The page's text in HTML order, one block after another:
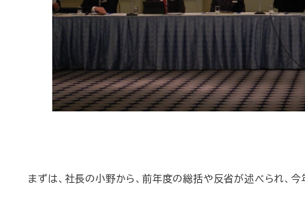
まずは、社長の小野から、前年度の総括や反省が述べられ、